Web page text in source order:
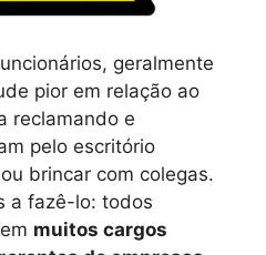
geralmente
pior em relação ao
reclamando e
pelo escritório
brincar com colegas.
a fazê-lo: todos
muitos cargos